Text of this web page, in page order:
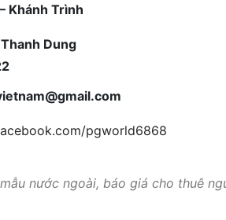
Khánh Trình
Dung
pgworld6868
nước ngoài, báo giá cho thuê